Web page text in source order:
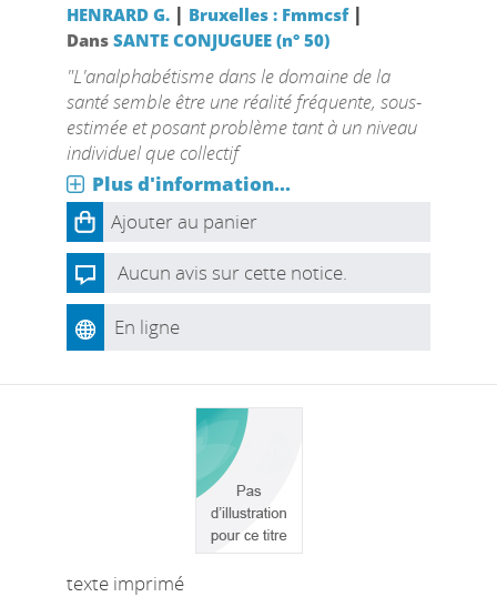
HENRARD G. | Bruxelles : Fmmcsf|
Dans SANTE CONJUGUEE (n° 50)
"L'analphabétisme dans le domaine de la
santé semble être une réalité fréquente, sous-
estimée et posant problème tant à un niveau
individuel que collectif
Plus d'information...
Ajouter au panier
Aucun avis sur cette notice.
En ligne
texte imprimé